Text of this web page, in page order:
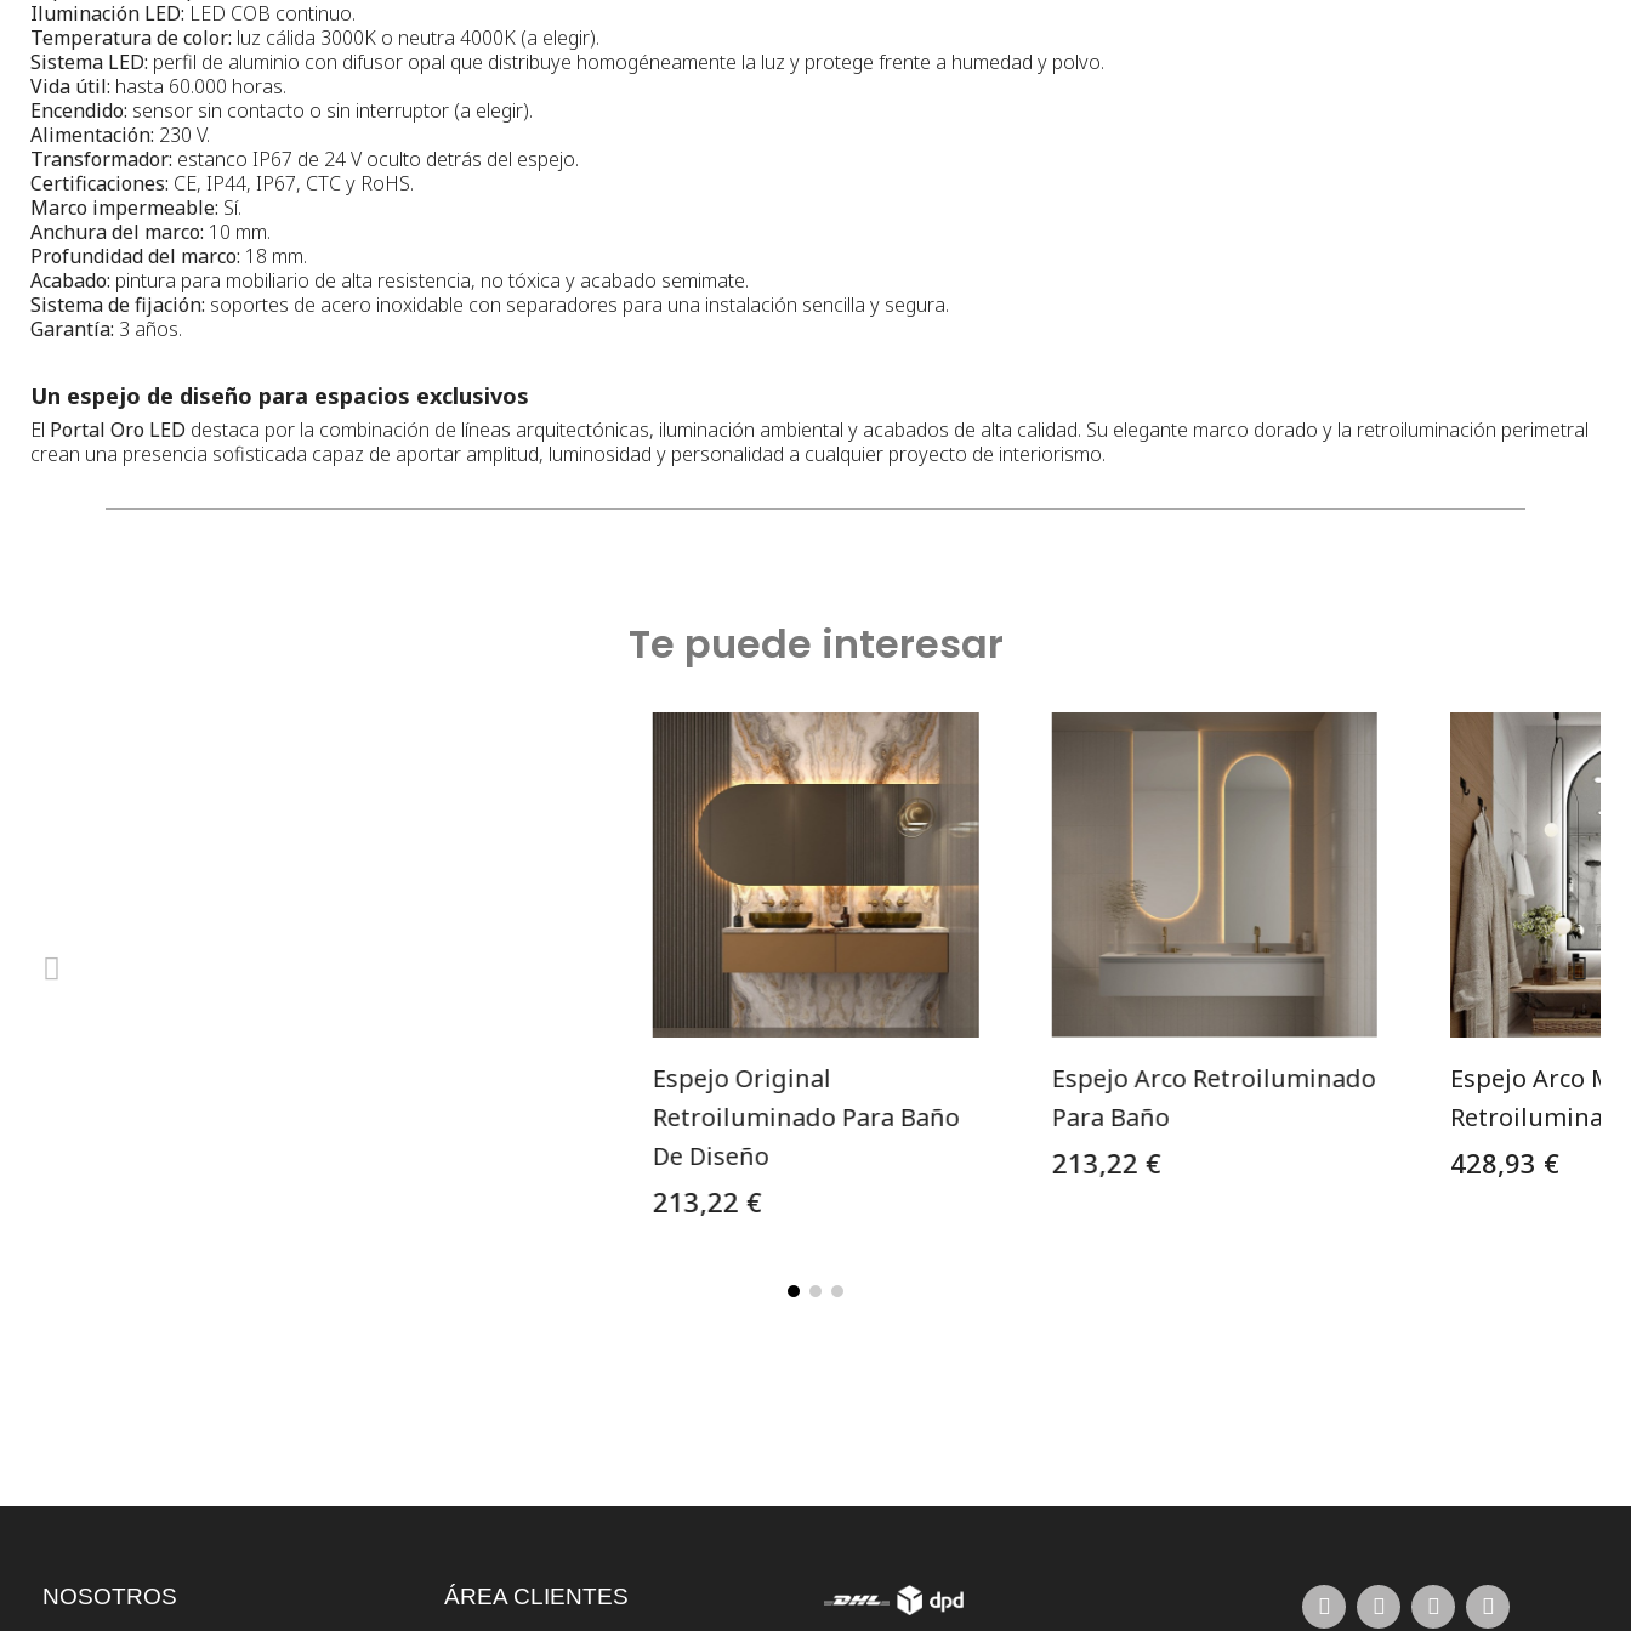
Iluminación LED: LED COB continuo.
Temperatura de color: luz cálida 3000K o neutra 4000K (a elegir).
Sistema LED: perfil de aluminio con difusor opal que distribuye homogéneamente la luz y protege frente a humedad y polvo.
Vida útil: hasta 60.000 horas.
Encendido: sensor sin contacto o sin interruptor (a elegir).
Alimentación: 230 V.
Transformador: estanco IP67 de 24 V oculto detrás del espejo.
Certificaciones: CE, IP44, IP67, CTC y RoHS.
Marco impermeable: Sí.
Anchura del marco: 10 mm.
Profundidad del marco: 18 mm.
Acabado: pintura para mobiliario de alta resistencia, no tóxica y acabado semimate.
Sistema de fijación: soportes de acero inoxidable con separadores para una instalación sencilla y segura.
Garantía: 3 años.
Un espejo de diseño para espacios exclusivos
El Portal Oro LED destaca por la combinación de líneas arquitectónicas, iluminación ambiental y acabados de alta calidad. Su elegante marco dorado y la retroiluminación perimetral
crean una presencia sofisticada capaz de aportar amplitud, luminosidad y personalidad a cualquier proyecto de interiorismo.
Te puede interesar
Espejo Original
Retroiluminado Para Baño
De Diseño
213,22 €
Espejo Arco Retroiluminado
Para Baño
213,22 €
Espejo Arco
428,93 €
NOSOTROS ÁREA CLIENTES